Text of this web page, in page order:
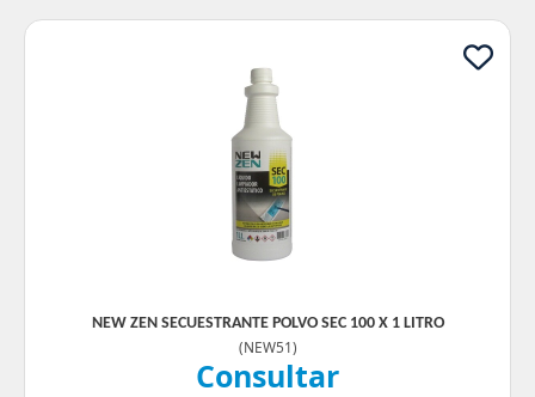
NEW ZEN SECUESTRANTE POLVO SEC 100 X 1 LITRO
(NEW51)
Consultar